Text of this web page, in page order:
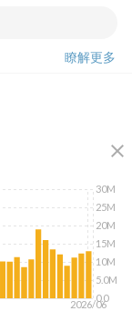
瞭解更多
close
2026/06
0.0
5.0M
10M
15M
20M
25M
30M